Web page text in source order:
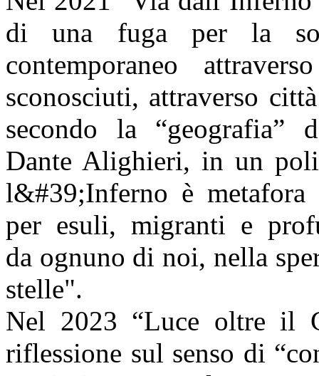
di una fuga per la
contemporaneo
sconosciuti, attraverso
secondo la “geografia”
Dante Alighieri, in un
l&#39;Inferno è metafora
per esuli, migranti e
da ognuno di noi, nella
stelle".
Nel 2023 “Luce oltre il
riflessione sul senso di